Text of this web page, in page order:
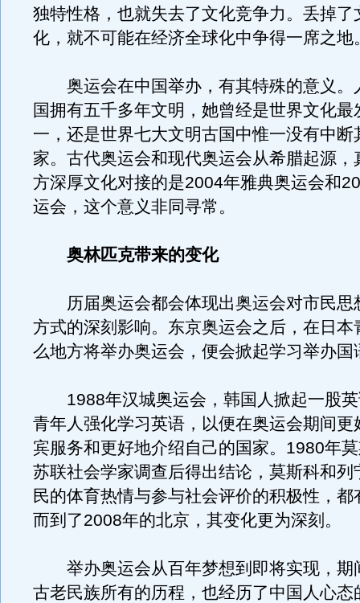
独特性格，也就失去了文化竞争力。丢掉了
化，就不可能在经济全球化中争得一席之地
奥运会在中国举办，有其特殊的意义。
国拥有五千多年文明，她曾经是世界文化最
一，还是世界七大文明古国中惟一没有中断
家。古代奥运会和现代奥运会从希腊起源，
方深厚文化对接的是2004年雅典奥运会和
运会，这个意义非同寻常。
奥林匹克带来的变化
历届奥运会都会体现出奥运会对市民思
方式的深刻影响。东京奥运会之后，在日本
么地方将举办奥运会，便会掀起学习举办国
1988年汉城奥运会，韩国人掀起一股英
青年人强化学习英语，以便在奥运会期间更
宾服务和更好地介绍自己的国家。1980年
苏联社会学家调查后得出结论，莫斯科和列
民的体育热情与参与社会评价的积极性，都
而到了2008年的北京，其变化更为深刻。
举办奥运会从百年梦想到即将实现，期
古老民族所有的历程，也经历了中国人心态